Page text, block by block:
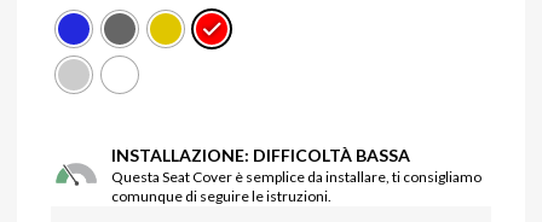
INSTALLAZIONE: DIFFICOLTÀ BASSA
Questa Seat Cover è semplice da installare, ti consigliamo
comunque di seguire le istruzioni.